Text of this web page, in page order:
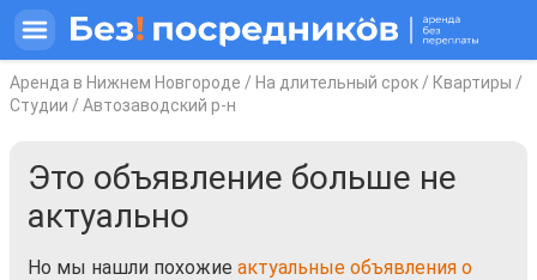
Аренда в Нижнем Новгороде / На длительный срок / Квартиры /
Студии / Автозаводский р-н
Это объявление больше не
актуально
Но мы нашли похожие актуальные объявления о